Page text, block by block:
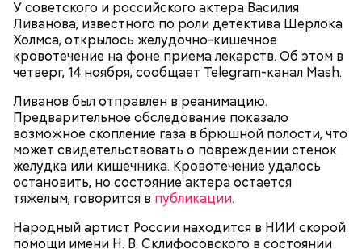
У советского и российского актера Василия
Ливанова, известного по роли детектива Шерлока
Холмса, открылось желудочно-кишечное
кровотечение на фоне приема лекарств. Об этом в
четверг, 14 ноября, сообщает Telegram-канал Mash.
Ливанов был отправлен в реанимацию.
Предварительное обследование показало
возможное скопление газа в брюшной полости, что
может свидетельствовать о повреждении стенок
желудка или кишечника. Кровотечение удалось
остановить, но состояние актера остается
тяжелым, говорится в публикации.
Народный артист России находится в НИИ скорой
помощи имени Н. В. Склифосовского в состоянии
Оливковое масло — 50 мл.
Яблочный уксус — 2 ст. ложки.
Тархун — 1 веточка.
приправить солью и выложить на мангал к перцам.
добавить ванильный сахар и соль. Все эти
ингредиенты нужно взбивать миксером
примерно три минуты, пока масло не
побелеет.
Далее по одному следует добавлять в готовую
массу яйца, после чего нужно получившееся
тесто вновь взбить.
Если технология соблюдается правильно, то
должен получиться воздушный кремовый
сгусток цвета слоновой кости.
Затем в тесто нужно включить цедру
апельсина и, помешивая массу, вливать в нее
цитрусовый сок.
В отдельной посуде нужно смешать муку с
разрыхлителем, а потом эти компоненты
Тесто сразу можно выпекать, ему не нужна
расстойка, предупредил шеф-повар: